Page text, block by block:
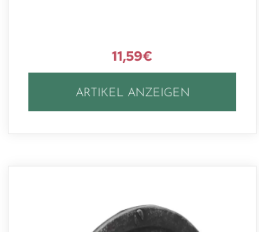
11,59€
ARTIKEL ANZEIGEN